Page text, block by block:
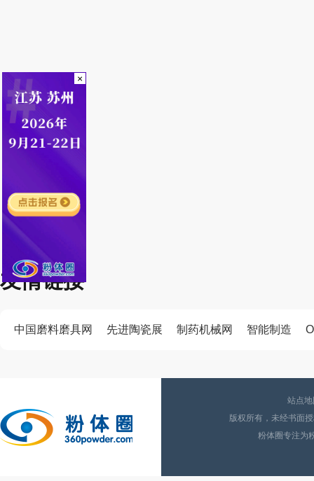
友情链接
中国磨料磨具网 先进陶瓷展 制药机械网 智能制造
站点
版权所有，未经书面
粉体圈专注为
×